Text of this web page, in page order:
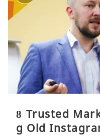
8 Trusted
g Old